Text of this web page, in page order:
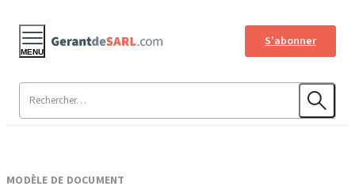
S'abonner
MENU
MODÈLE DE DOCUMENT